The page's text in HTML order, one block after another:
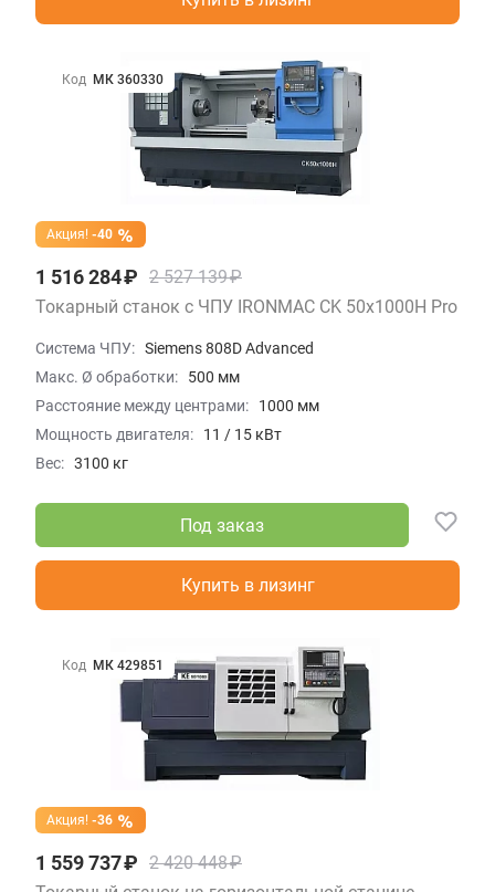
Акция! -40
1 516 284 ₽ 2 527 139 ₽
Токарный станок с ЧПУ IRONMAC CK 50x1000H Pro
Система ЧПУ: Siemens 808D Advanced
Макс. Ø обработки:
500 мм
Расстояние между центрами:
1000 мм
Мощность двигателя:
11 / 15 кВт
Вес: 3100 кг
Под заказ
Купить в лизинг
Код МК 360330
Акция! -36
1 559 737 ₽ 2 420 448 ₽
Код МК 429851